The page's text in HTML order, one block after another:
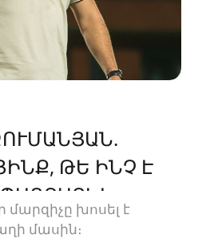
ԹԵ ԻՆՉ Է
մարզիչը խոսել է
մասին։